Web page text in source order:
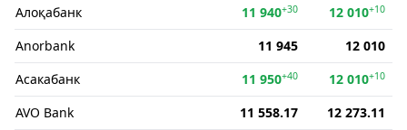
Алоқабанк
11 940+30 12 010+10
Anorbank 11 945
12 010
Асакабанк
11 950+40 12 010+10
AVO Bank 11 558.17
12 273.11